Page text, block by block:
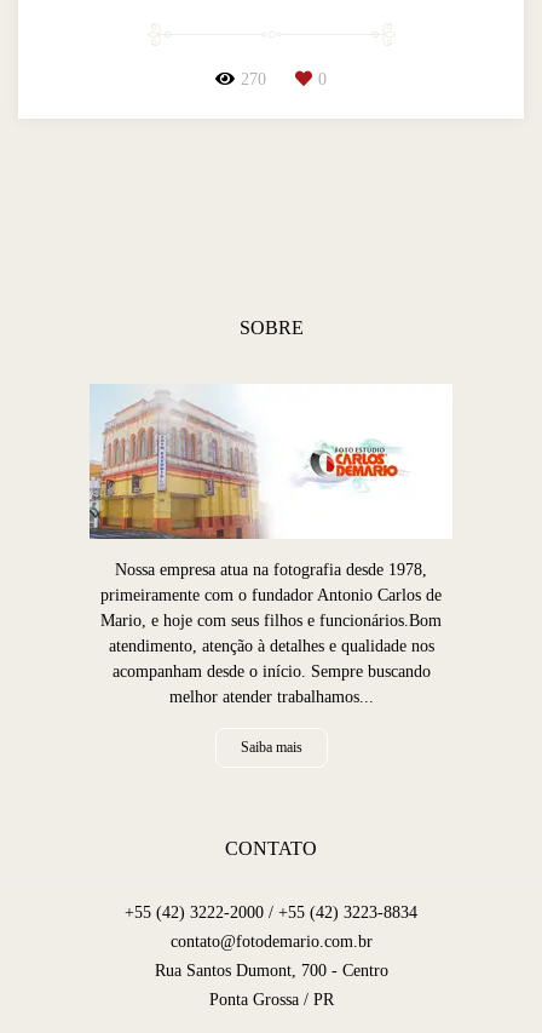
270 0
SOBRE
Nossa empresa atua na fotografia desde 1978,
primeiramente com o fundador Antonio Carlos de
Mario, e hoje com seus filhos e funcionários.Bom
atendimento, atenção à detalhes e qualidade nos
acompanham desde o início. Sempre buscando
melhor atender trabalhamos...
Saiba mais
CONTATO
+55 (42) 3222-2000 / +55 (42) 3223-8834
contato@fotodemario.com.br
Rua Santos Dumont, 700 - Centro
Ponta Grossa / PR